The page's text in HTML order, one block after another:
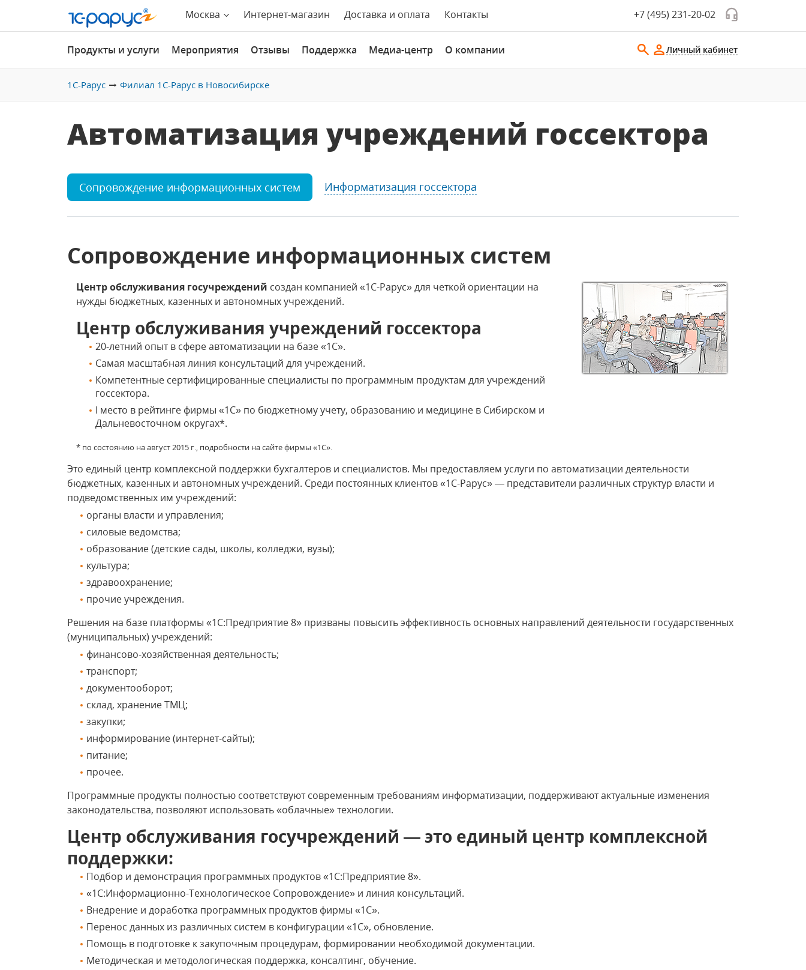
Москва Интернет-магазин Доставка и оплата Контакты +7 (495) 231-20-02
Продукты и услуги Мероприятия Отзывы Поддержка Медиа-центр О компании Личный кабинет
1С-Рарус Филиал 1С-Рарус в Новосибирске
Автоматизация учреждений госсектора
Сопровождение информационных систем Информатизация госсектора
Сопровождение информационных систем
Центр обслуживания госучреждений создан компанией «1С-Рарус» для четкой ориентации на
нужды бюджетных, казенных и автономных учреждений.
Центр обслуживания учреждений госсектора
20-летний опыт в сфере автоматизации на базе «1С».
Самая масштабная линия консультаций для учреждений.
Компетентные сертифицированные специалисты по программным продуктам для учреждений
госсектора.
I место в рейтинге фирмы «1С» по бюджетному учету, образованию и медицине в Сибирском и
Дальневосточном округах*.
* по состоянию на август 2015 г., подробности на сайте фирмы «1С».
Это единый центр комплексной поддержки бухгалтеров и специалистов. Мы предоставляем услуги по автоматизации деятельности
бюджетных, казенных и автономных учреждений. Среди постоянных клиентов «1С-Рарус» — представители различных структур власти и
подведомственных им учреждений:
органы власти и управления;
силовые ведомства;
образование (детские сады, школы, колледжи, вузы);
культура;
здравоохранение;
прочие учреждения.
Решения на базе платформы «1С:Предприятие 8» призваны повысить эффективность основных направлений деятельности государственных
(муниципальных) учреждений:
финансово-хозяйственная деятельность;
транспорт;
документооборот;
склад, хранение ТМЦ;
закупки;
информирование (интернет-сайты);
питание;
прочее.
Программные продукты полностью соответствуют современным требованиям информатизации, поддерживают актуальные изменения
законодательства, позволяют использовать «облачные» технологии.
Центр обслуживания госучреждений — это единый центр комплексной
поддержки:
Подбор и демонстрация программных продуктов «1С:Предприятие 8».
«1С:Информационно-Технологическое Сопровождение» и линия консультаций.
Внедрение и доработка программных продуктов фирмы «1С».
Перенос данных из различных систем в конфигурации «1С», обновление.
Помощь в подготовке к закупочным процедурам, формировании необходимой документации.
Методическая и методологическая поддержка, консалтинг, обучение.